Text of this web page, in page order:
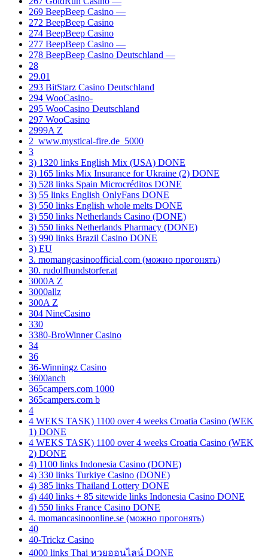
269 BeepBeep Casino —
272 BeepBeep Casino
274 BeepBeep Casino
277 BeepBeep Casino —
278 BeepBeep Casino Deutschland —
28
29.01
293 BitStarz Casino Deutschland
294 WooCasino-
295 WooCasino Deutschland
297 WooCasino
2999A Z
2_www.mystical-fire.de_5000
3
3) 1320 links English Mix (USA) DONE
3) 165 links Mix Insurance for Ukraine (2) DONE
3) 528 links Spain Microcréditos DONE
3) 55 links English OnlyFans DONE
3) 550 links English whole melts DONE
3) 550 links Netherlands Casino (DONE)
3) 550 links Netherlands Pharmacy (DONE)
3) 990 links Brazil Casino DONE
3) EU
3. momangcasinoofficial.com (можно прогонять)
30. rudolfhundstorfer.at
3000A Z
3000allz
300A Z
304 NineCasino
330
3380-BroWinner Casino
34
36
36-Winningz Casino
3600anch
365campers.com 1000
365campers.com b
4
4 WEKS TASK) 1100 over 4 weeks Croatia Casino (WEK
1) DONE
4 WEKS TASK) 1100 over 4 weeks Croatia Casino (WEK
2) DONE
4) 1100 links Indonesia Casino (DONE)
4) 330 links Turkiye Casino (DONE)
4) 385 links Thailand Lottery DONE
4) 440 links + 85 sitewide links Indonesia Casino DONE
4) 550 links France Casino DONE
4. momancasinoonline.se (можно прогонять)
40
40-Trickz Casino
4000 links Thai หวยออนไลน์ DONE